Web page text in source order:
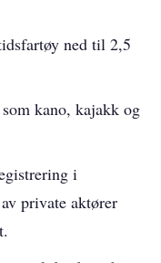
ned til 2,5
kano, kajakk og
i
private aktører